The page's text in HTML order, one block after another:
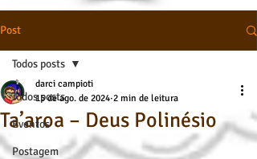
Post
Todos posts
Eventos
Postagem
Todos posts
Ta’aroa – Deus Polinésio
darci campioti
15 de ago. de 2024 2 min de leitura